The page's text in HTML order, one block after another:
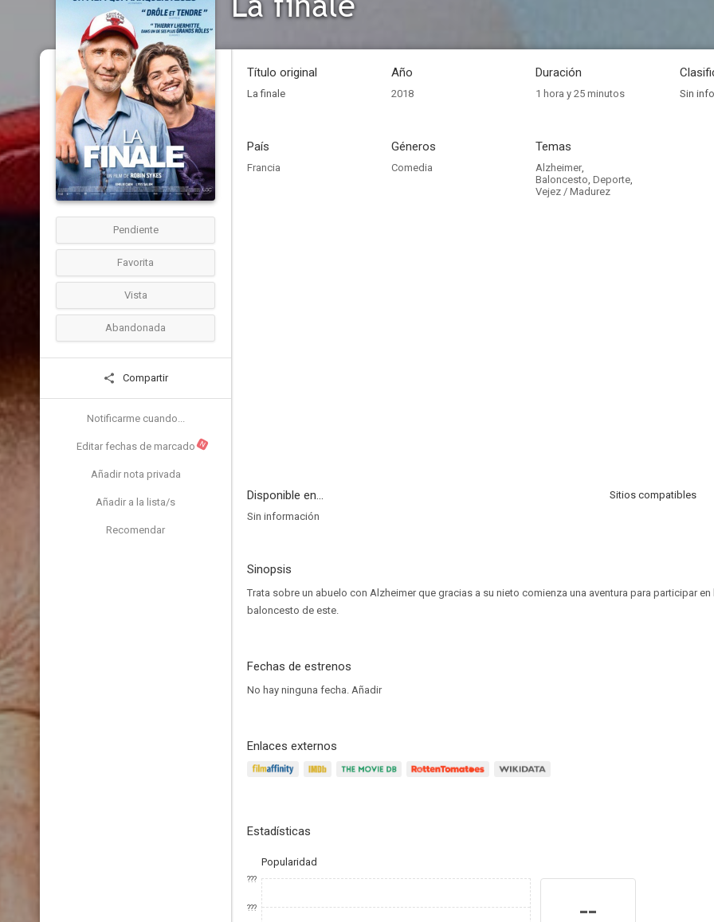
Pendiente
Favorita
Vista
Abandonada
Compartir
Notificarme cuando...
Editar fechas de marcado N
Añadir nota privada
Añadir a la lista/s
Recomendar
Título original
La finale
Año
2018
Duración
1 hora y 25 minutos Sin
País
Francia
Géneros
Comedia
Temas
Alzheimer,
Baloncesto, Deporte,
Vejez / Madurez
Disponible en...
Sitios compatibles
Sin información
Sinopsis
Trata sobre un abuelo con Alzheimer que gracias a su nieto comienza una aventura para participar
baloncesto de este.
Fechas de estrenos
No hay ninguna fecha. Añadir
Enlaces externos
Estadísticas
Popularidad
???
??? --